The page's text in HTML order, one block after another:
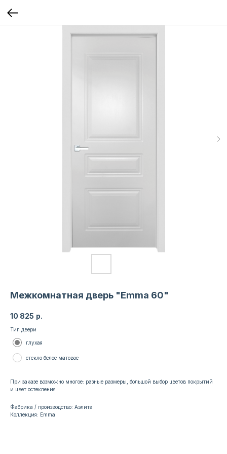
Межкомнатная дверь "Emma 60"
10 825 р.
Тип двери
глухая
стекло белое матовое
При заказе возможно многое: разные размеры, большой выбор цветов покрытий
и цвет остекления
Фабрика / производство: Аэлита
Коллекция: Emma